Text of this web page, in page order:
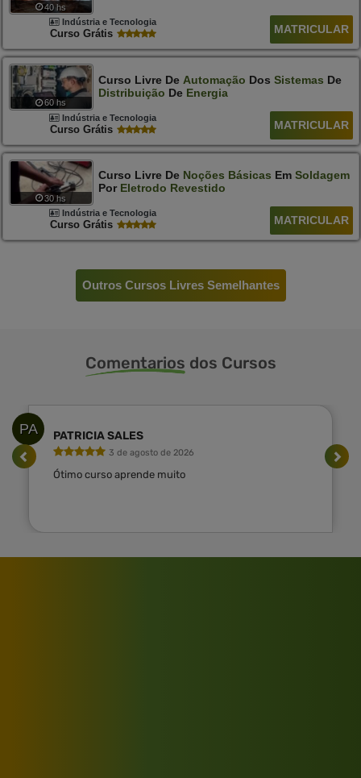
40 hs
Indústria e Tecnologia
Curso Grátis MATRICULAR
60 hs
Curso Livre De Automação Dos Sistemas De
Distribuição De Energia
Indústria e Tecnologia
Curso Grátis MATRICULAR
30 hs
Curso Livre De Noções Básicas Em Soldagem
Por Eletrodo Revestido
Indústria e Tecnologia
Curso Grátis MATRICULAR
Outros Cursos Livres Semelhantes
Comentarios dos Cursos
PA PATRICIA SALES
3 de agosto de 2026
Ótimo curso aprende muito